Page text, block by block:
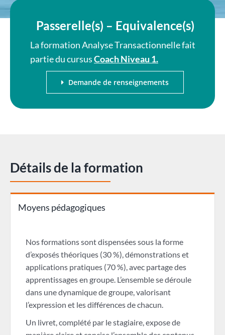
Passerelle(s) – Equivalence(s)
La formation Analyse Transactionnelle fait
partie du cursusCoach Niveau 1.
Demande de renseignements
Détails de la formation
Moyens pédagogiques
Nos formations sont dispensées sous la forme
d’exposés théoriques (30 %), démonstrations et
applications pratiques (70 %), avec partage des
apprentissages en groupe. L’ensemble se déroule
dans une dynamique de groupe, valorisant
l’expression et les différences de chacun.
Un livret, complété par le stagiaire, expose de